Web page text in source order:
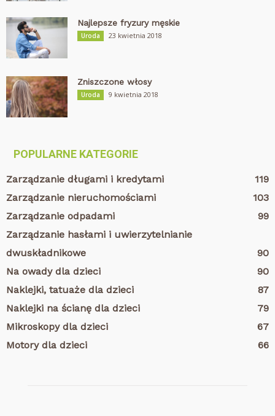
Najlepsze fryzury męskie
Uroda 23 kwietnia 2018
Zniszczone włosy
Uroda 9 kwietnia 2018
POPULARNE KATEGORIE
Zarządzanie długami i kredytami
119
Zarządzanie nieruchomościami
103
Zarządzanie odpadami
99
Zarządzanie hasłami i uwierzytelnianie
dwuskładnikowe
90
Na owady dla dzieci
90
Naklejki, tatuaże dla dzieci
87
Naklejki na ścianę dla dzieci
79
Mikroskopy dla dzieci
67
Motory dla dzieci
66